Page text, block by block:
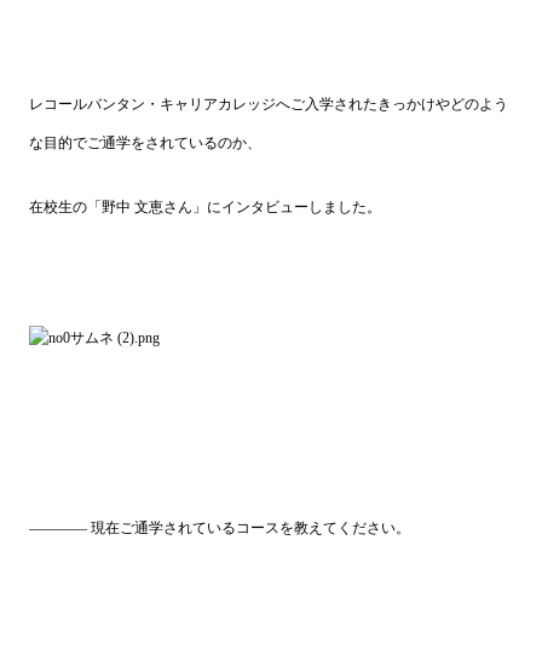
レコールバンタン・キャリアカレッジへご入学されたきっかけやどのよう
な目的でご通学をされているのか、
在校生の「野中 文恵さん」にインタビューしました。
―――― 現在ご通学されているコースを教えてください。